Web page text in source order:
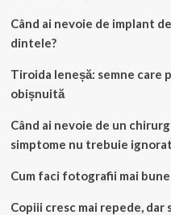
Când ai nevoie de implant
dintele?
Tiroida leneșă: semne care
obișnuită
Când ai nevoie de un
simptome nu trebuie
Cum faci fotografii mai
Copiii cresc mai repede,